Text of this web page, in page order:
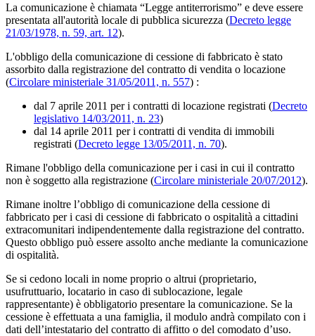
La comunicazione è chiamata “Legge antiterrorismo” e deve essere
presentata all'autorità locale di pubblica sicurezza (Decreto legge
21/03/1978, n. 59, art. 12).
L'obbligo della comunicazione di cessione di fabbricato è stato
assorbito dalla registrazione del contratto di vendita o locazione
(Circolare ministeriale 31/05/2011, n. 557) :
dal 7 aprile 2011 per i contratti di locazione registrati (Decreto
legislativo 14/03/2011, n. 23)
dal 14 aprile 2011 per i contratti di vendita di immobili
registrati (Decreto legge 13/05/2011, n. 70).
Rimane l'obbligo della comunicazione per i casi in cui il contratto
non è soggetto alla registrazione (Circolare ministeriale 20/07/2012).
Rimane inoltre l’obbligo di comunicazione della cessione di
fabbricato per i casi di cessione di fabbricato o ospitalità a cittadini
extracomunitari indipendentemente dalla registrazione del contratto.
Questo obbligo può essere assolto anche mediante la comunicazione
di ospitalità.
Se si cedono locali in nome proprio o altrui (proprietario,
usufruttuario, locatario in caso di sublocazione, legale
rappresentante) è obbligatorio presentare la comunicazione. Se la
cessione è effettuata a una famiglia, il modulo andrà compilato con i
dati dell’intestatario del contratto di affitto o del comodato d’uso.